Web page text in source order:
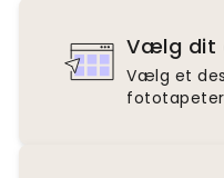
Vælg dit
Vælg et